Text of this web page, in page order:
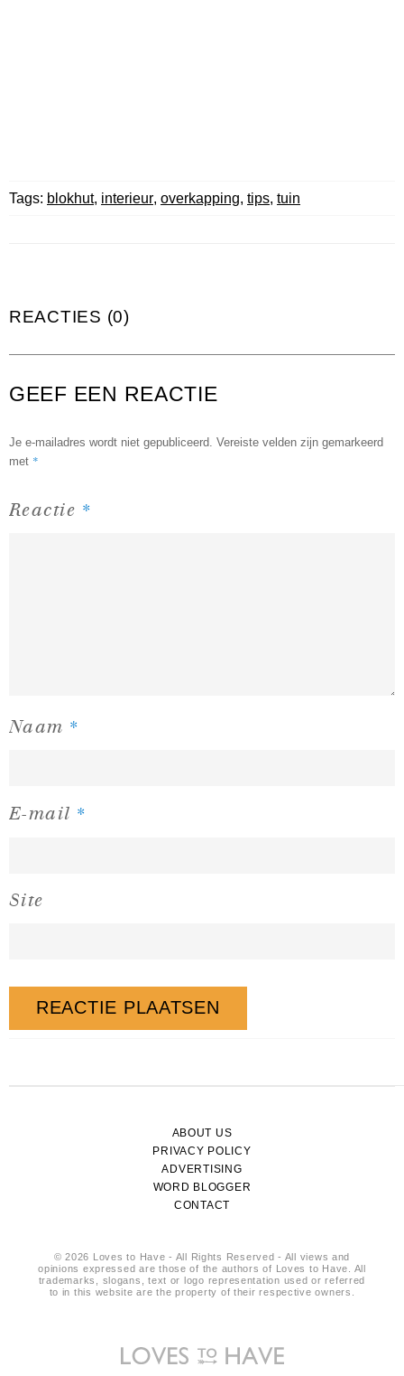
Tags: blokhut, interieur, overkapping, tips, tuin
REACTIES (0)
GEEF EEN REACTIE
Je e-mailadres wordt niet gepubliceerd. Vereiste velden zijn gemarkeerd
met *
Reactie *
Naam *
E-mail *
Site
ABOUT US
PRIVACY POLICY
ADVERTISING
WORD BLOGGER
CONTACT
© 2026 Loves to Have - All Rights Reserved - All views and
opinions expressed are those of the authors of Loves to Have. All
trademarks, slogans, text or logo representation used or referred
to in this website are the property of their respective owners.